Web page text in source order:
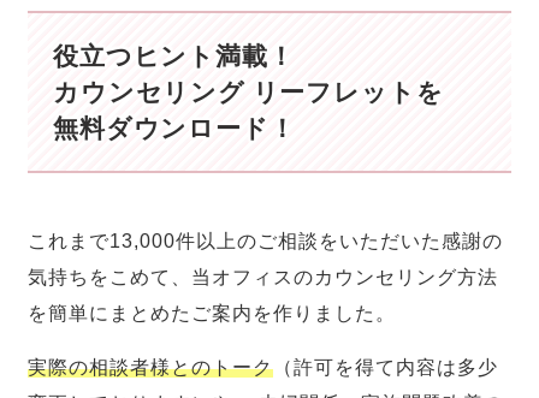
役立つヒント満載！
カウンセリング リーフレットを
無料ダウンロード！
これまで13,000件以上のご相談をいただいた感謝の
気持ちをこめて、当オフィスのカウンセリング方法
を簡単にまとめたご案内を作りました。
実際の相談者様とのトーク （許可を得て内容は多少